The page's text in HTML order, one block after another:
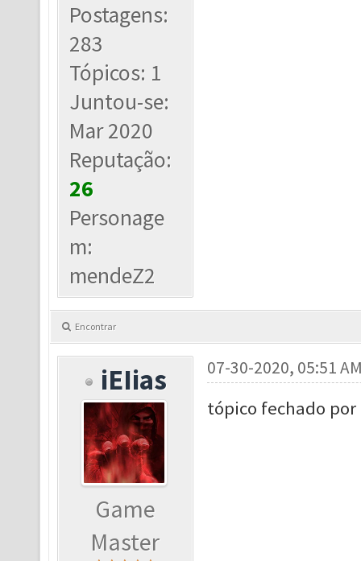
Postagens:
283
Tópicos: 1
Juntou-se:
Mar 2020
Reputação:
26
Personage
m:
mendeZ2
Encontrar
iEIias
Game
Master
07-30-2020, 05:51
tópico fechado